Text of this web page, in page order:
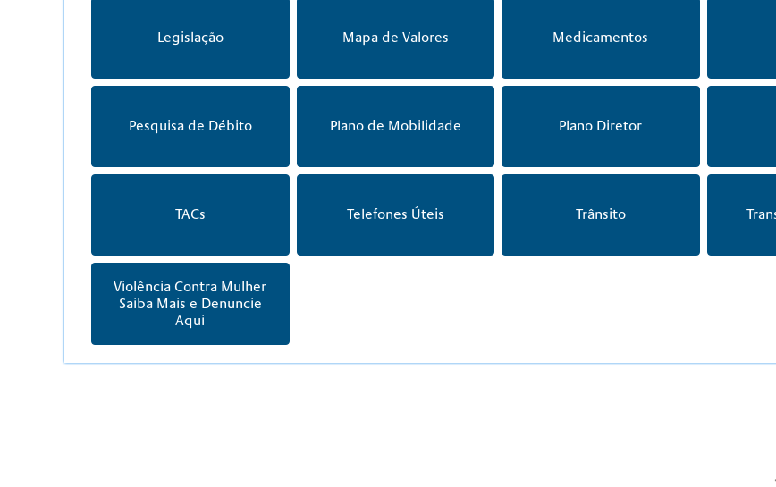
Legislação Mapa de Valores Medicamentos
Pesquisa de Débito Plano de Mobilidade Plano Diretor
TACs Telefones Úteis Trânsito
Violência Contra Mulher
Saiba Mais e Denuncie
Aqui